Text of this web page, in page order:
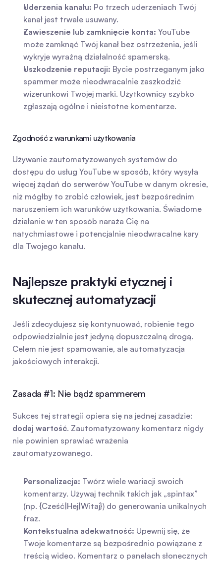
Uderzenia kanału: Po trzech uderzeniach Twój
kanał jest trwale usuwany.
Zawieszenie lub zamknięcie konta: YouTube
może zamknąć Twój kanał bez ostrzeżenia, jeśli
wykryje wyraźną działalność spamerską.
Uszkodzenie reputacji: Bycie postrzeganym jako
spammer może nieodwracalnie zaszkodzić
wizerunkowi Twojej marki. Użytkownicy szybko
zgłaszają ogólne i nieistotne komentarze.
Zgodność z warunkami użytkowania
Używanie zautomatyzowanych systemów do
dostępu do usług YouTube w sposób, który wysyła
więcej żądań do serwerów YouTube w danym okresie,
niż mógłby to zrobić człowiek, jest bezpośrednim
naruszeniem ich warunków użytkowania. Świadome
działanie w ten sposób naraża Cię na
natychmiastowe i potencjalnie nieodwracalne kary
dla Twojego kanału.
Najlepsze praktyki etycznej i
skutecznej automatyzacji
Jeśli zdecydujesz się kontynuować, robienie tego
odpowiedzialnie jest jedyną dopuszczalną drogą.
Celem nie jest spamowanie, ale automatyzacja
jakościowych interakcji.
Zasada #1: Nie bądź spammerem
dodaj wartość. Zautomatyzowany komentarz nigdy
nie powinien sprawiać wrażenia
zautomatyzowanego.
Personalizacja: Twórz wiele wariacji swoich
komentarzy. Używaj technik takich jak „spintax”
(np. {Cześć|Hej|Witaj}) do generowania unikalnych
fraz.
Kontekstualna adekwatność: Upewnij się, że
Twoje komentarze są bezpośrednio powiązane z
treścią wideo. Komentarz o panelach słonecznych